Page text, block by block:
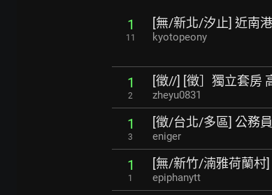
1
11
[無/新北/汐止] 近南
kyotopeony
1
2
[徵//] [徵］獨立套房
zheyu0831
1
3
[徵/台北/多區] 公務
eniger
1
1
[無/新竹/湳雅荷蘭村
epiphanytt